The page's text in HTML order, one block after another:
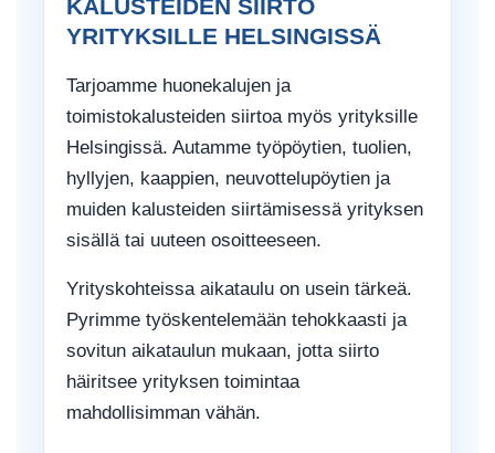
KALUSTEIDEN SIIRTO
YRITYKSILLE HELSINGISSÄ
Tarjoamme huonekalujen ja
toimistokalusteiden siirtoa myös yrityksille
Helsingissä. Autamme työpöytien, tuolien,
hyllyjen, kaappien, neuvottelupöytien ja
muiden kalusteiden siirtämisessä yrityksen
sisällä tai uuteen osoitteeseen.
Yrityskohteissa aikataulu on usein tärkeä.
Pyrimme työskentelemään tehokkaasti ja
sovitun aikataulun mukaan, jotta siirto
häiritsee yrityksen toimintaa
mahdollisimman vähän.